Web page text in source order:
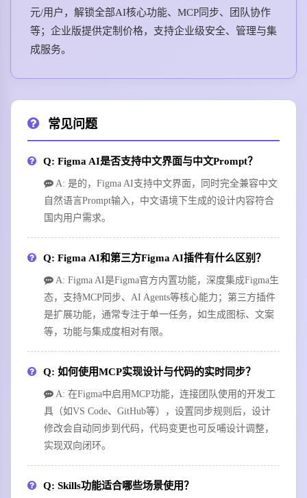
元/用户，解锁全部AI核心功能、MCP同步、团队协作
等；企业版提供定制价格，支持企业级安全、管理与集
成服务。
常见问题
Q: Figma AI是否支持中文界面与中文Prompt？
A: 是的，Figma AI支持中文界面，同时完全兼容中文
自然语言Prompt输入，中文语境下生成的设计内容符合
国内用户需求。
Q: Figma AI和第三方Figma AI插件有什么区别？
A: Figma AI是Figma官方内置功能，深度集成Figma生
态，支持MCP同步、AI Agents等核心能力；第三方插件
是扩展功能，通常专注于单一任务，如生成图标、文案
等，功能与集成度相对有限。
Q: 如何使用MCP实现设计与代码的实时同步？
A: 在Figma中启用MCP功能，连接团队使用的开发工
具（如VS Code、GitHub等），设置同步规则后，设计
修改会自动同步到代码，代码变更也可反哺设计调整，
实现双向闭环。
Q: Skills功能适合哪些场景使用？